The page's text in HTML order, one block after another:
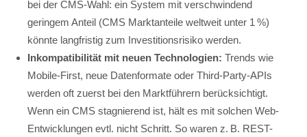
bei der CMS-Wahl: ein System mit verschwindend
geringem Anteil (CMS Marktanteile weltweit unter 1 %)
könnte langfristig zum Investitionsrisiko werden.
Inkompatibilität mit neuen Technologien: Trends wie
Mobile-First, neue Datenformate oder Third-Party-APIs
werden oft zuerst bei den Marktführern berücksichtigt.
Wenn ein CMS stagnierend ist, hält es mit solchen Web-
Entwicklungen evtl. nicht Schritt. So waren z. B. REST-